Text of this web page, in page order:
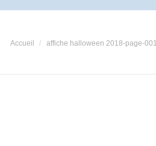
Vous êtes ici :
Accueil affiche halloween 2018-page-001